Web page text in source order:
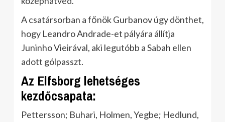
A csatársorban a főnök Gurbanov úgy dönthet,
hogy Leandro Andrade-et pályára állítja
Juninho Vieirával, aki legutóbb a Sabah ellen
adott gólpasszt.
Az Elfsborg lehetséges
kezdőcsapata:
Pettersson; Buhari, Holmen, Yegbe; Hedlund,